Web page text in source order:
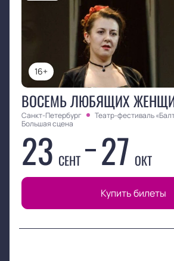
16+
ВОСЕМЬ ЛЮБЯЩИХ
Санкт-Петербург
Театр-фестиваль
Большая сцена
23 СЕНТ 27 ОКТ
Купить билеты